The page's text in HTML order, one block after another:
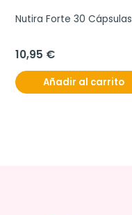
Nutira Forte 30 Cápsulas
10,95 €
Añadir al carrito